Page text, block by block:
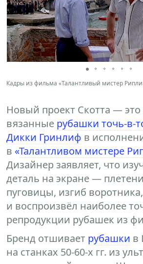
Кадры из фильма «Талантливый мистер
Новый проект Скотта — это
вязанные рубашки точь-в-
Дикки Гринлиф в
в «Талантливом мистере
Дизайнер заявляет, что
деталь на экране —
пуговицы, изгиб
и воспроизвёл наиболее
репродукции рубашек из
Бренд отшивает рубашки в
на станках 50-60-х гг. из